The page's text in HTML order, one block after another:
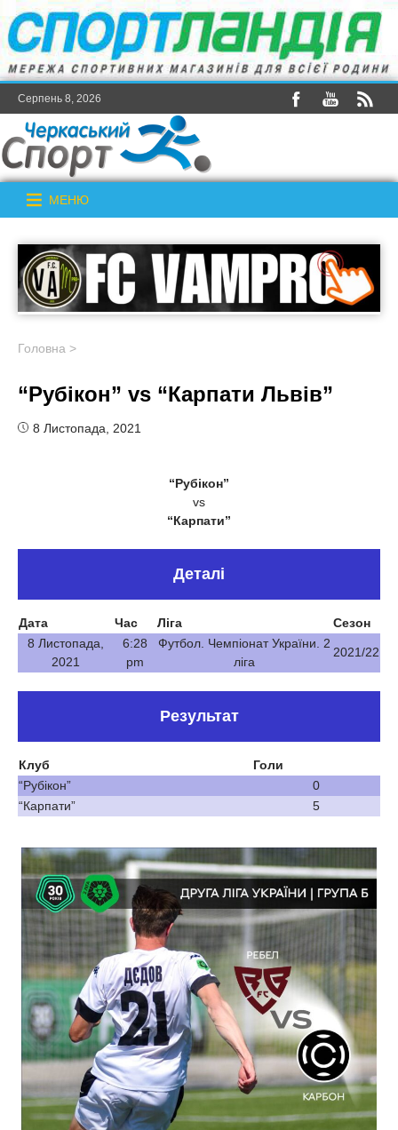
Серпень 8, 2026
МЕНЮ
Головна >
“Рубікон” vs “Карпати Львів”
8 Листопада, 2021
“Рубікон”
vs
“Карпати”
Деталі
Дата Час Ліга
Сезон
8 Листопада,
2021
6:28
pm
Футбол. Чемпіонат України. 2
ліга
2021/22
Результат
Клуб
Голи
“Рубікон”
0
“Карпати”
5